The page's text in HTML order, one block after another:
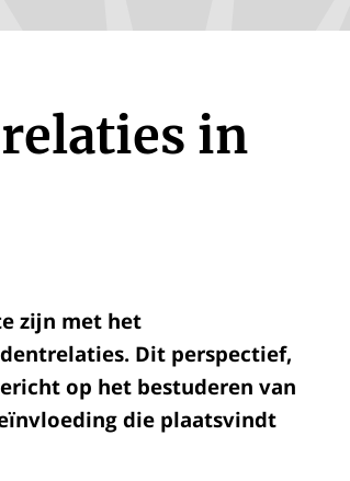
in
zijn met het
Dit perspectief,
op het bestuderen van
die plaatsvindt